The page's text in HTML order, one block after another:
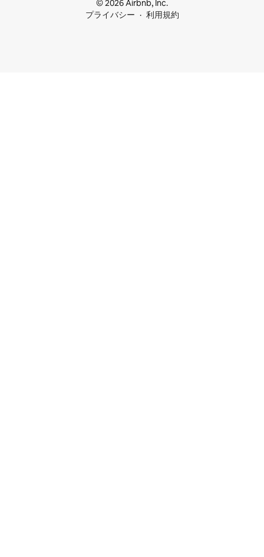
© 2026 Airbnb, Inc.
プライバシー
利用規約